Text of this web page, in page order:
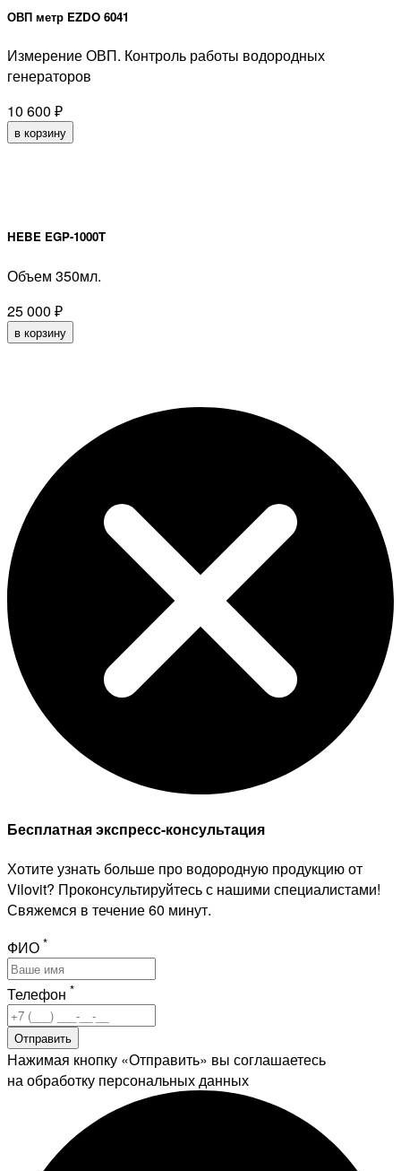
ОВП метр EZDO 6041
Измерение ОВП. Контроль работы водородных
генераторов
10 600 ₽
в корзину
HEBE EGP-1000T
Объем 350мл.
25 000 ₽
в корзину
Бесплатная экспресс-консультация
Хотите узнать больше про водородную продукцию от
Vilovit? Проконсультируйтесь с нашими специалистами!
Свяжемся в течение 60 минут.
ФИО *
Телефон *
Отправить
Нажимая кнопку «Отправить» вы соглашаетесь
на обработку персональных данных